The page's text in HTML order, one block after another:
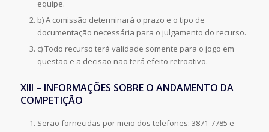
equipe.
b) A comissão determinará o prazo e o tipo de
documentação necessária para o julgamento do recurso.
c) Todo recurso terá validade somente para o jogo em
questão e a decisão não terá efeito retroativo.
XIII – INFORMAÇÕES SOBRE O ANDAMENTO DA
COMPETIÇÃO
Serão fornecidas por meio dos telefones: 3871-7785 e